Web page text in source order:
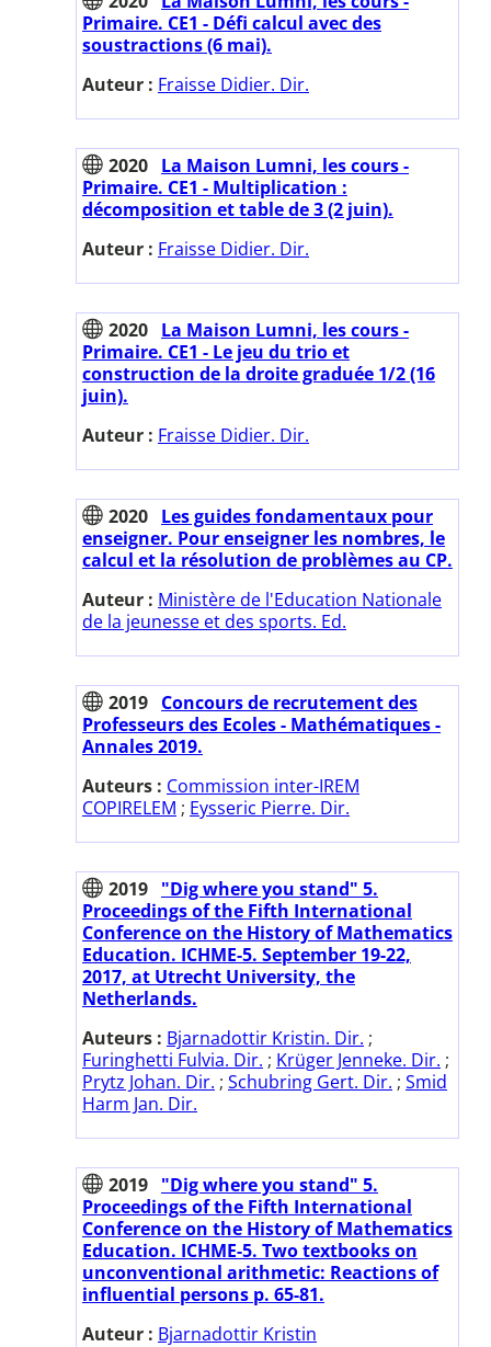
Primaire. CE1 - Défi calcul avec des
soustractions (6 mai).
Auteur : Fraisse Didier. Dir.
2020 La Maison Lumni, les cours -
Primaire. CE1 - Multiplication :
décomposition et table de 3 (2 juin).
Auteur : Fraisse Didier. Dir.
2020 La Maison Lumni, les cours -
Primaire. CE1 - Le jeu du trio et
construction de la droite graduée 1/2 (16
juin).
Auteur : Fraisse Didier. Dir.
2020 Les guides fondamentaux pour
enseigner. Pour enseigner les nombres, le
calcul et la résolution de problèmes au CP.
Auteur : Ministère de l'Education Nationale
de la jeunesse et des sports. Ed.
2019 Concours de recrutement des
Professeurs des Ecoles - Mathématiques -
Annales 2019.
Auteurs : Commission inter-IREM
COPIRELEM ; Eysseric Pierre. Dir.
2019 "Dig where you stand" 5.
Proceedings of the Fifth International
Conference on the History of Mathematics
Education. ICHME-5. September 19-22,
2017, at Utrecht University, the
Netherlands.
Auteurs : Bjarnadottir Kristin. Dir. ;
Furinghetti Fulvia. Dir. ; Krüger Jenneke. Dir. ;
Prytz Johan. Dir. ; Schubring Gert. Dir. ; Smid
Harm Jan. Dir.
2019 "Dig where you stand" 5.
Proceedings of the Fifth International
Conference on the History of Mathematics
Education. ICHME-5. Two textbooks on
unconventional arithmetic: Reactions of
influential persons p. 65-81.
Auteur : Bjarnadottir Kristin